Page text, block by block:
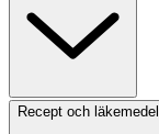
Recept och läkemedel